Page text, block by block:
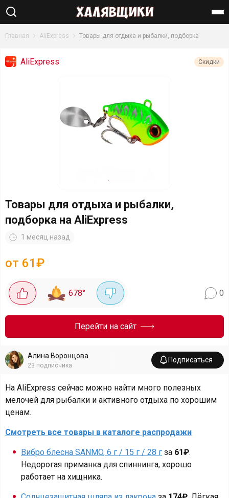
Найти
Главная AliExpress Товары для отдыха и рыбалки, подборка
AliExpress Скидки
Товары для отдыха и рыбалки,
подборка на AliExpress
1 месяц назад
от 61₽
678° 0
Перейти на сайт
Алина Воронцова
23 подписчика
Подписаться
На AliExpress сейчас можно найти много полезных
мелочей для рыбалки и активного отдыха по хорошим
ценам.
Смотреть все товары в каталоге распродажи
Вибро блесна SANMO, 6 г / 15 г / 28 г за 61₽.
Недорогая приманка для спиннинга, хорошо
работает на хищника.